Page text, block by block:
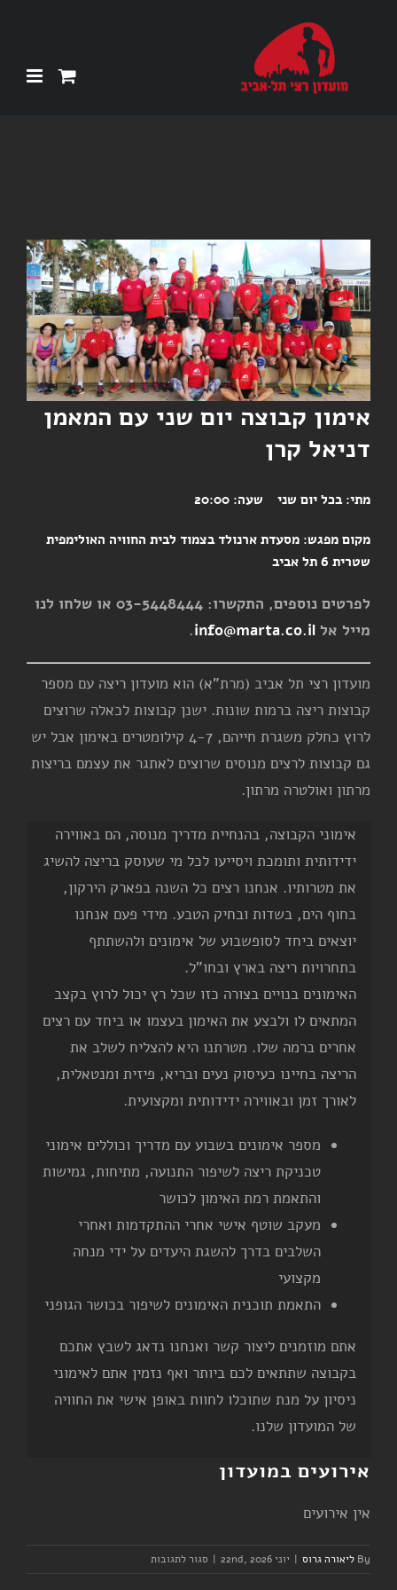
בתמונה
מוגדלת
אימון קבוצה יום שני עם המאמן
דניאל קרן
מתי: בכל יום שני שעה:
מקום מפגש: מסעדת ארנולד בצמוד לבית החוויה האולימפית
שטרית 6 תל אביב
לפרטים נוספים, התקשרו: 03-5448444 או שלחו לנו
מייל אל info@marta.co.il
.
מועדון רצי תל אביב (מרת"א) הוא מועדון ריצה עם מספר
קבוצות ריצה ברמות שונות. ישנן קבוצות לכאלה שרוצים
לרוץ כחלק משגרת חייהם, 4-7 קילומטרים באימון אבל יש
גם קבוצות לרצים מנוסים שרוצים לאתגר את עצמם בריצות
מרתון ואולטרה מרתון.
אימוני הקבוצה, בהנחיית מדריך מנוסה, הם באווירה
ידידותית ותומכת ויסייעו לכל מי שעוסק בריצה להשיג
את מטרותיו. אנחנו רצים כל השנה בפארק הירקון,
בחוף הים, בשדות ובחיק הטבע. מידי פעם אנחנו
יוצאים ביחד לסופשבוע של אימונים ולהשתתף
בתחרויות ריצה בארץ ובחו"ל.
האימונים בנויים בצורה כזו שכל רץ יכול לרוץ בקצב
המתאים לו ולבצע את האימון בעצמו או ביחד עם רצים
אחרים ברמה שלו. מטרתנו היא להצליח לשלב את
הריצה בחיינו כעיסוק נעים ובריא, פיזית ומנטאלית,
לאורך זמן ובאווירה ידידותית ומקצועית.
מספר אימונים בשבוע עם מדריך וכוללים אימוני
טכניקת ריצה לשיפור התנועה, מתיחות, גמישות
והתאמת רמת האימון לכושר
מעקב שוטף אישי אחרי ההתקדמות ואחרי
השלבים בדרך להשגת היעדים על ידי מנחה
מקצועי
התאמת תוכנית האימונים לשיפור בכושר הגופני
אתם מוזמנים ליצור קשר ואנחנו נדאג לשבץ אתכם
בקבוצה שתתאים לכם ביותר ואף נזמין אתם לאימוני
ניסיון על מנת שתוכלו לחוות באופן אישי את החוויה
של המועדון שלנו.
אירועים במועדון
אין אירועים
By ליאורה גרוס | יוני 22nd, 2026 | סגור לתגובות